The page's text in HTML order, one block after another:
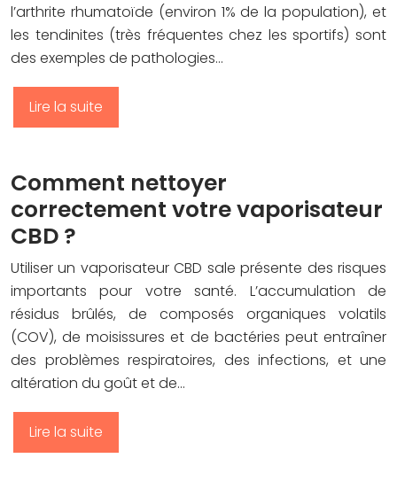
l’arthrite rhumatoïde (environ 1% de la population), et
les tendinites (très fréquentes chez les sportifs) sont
des exemples de pathologies…
Lire la suite
Comment nettoyer
correctement votre vaporisateur
CBD ?
Utiliser un vaporisateur CBD sale présente des risques
importants pour votre santé. L’accumulation de
résidus brûlés, de composés organiques volatils
(COV), de moisissures et de bactéries peut entraîner
des problèmes respiratoires, des infections, et une
altération du goût et de…
Lire la suite